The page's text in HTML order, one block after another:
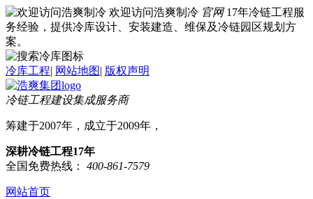
欢迎访问浩爽制冷 官网 17年冷链工程服
务经验，提供冷库设计、安装建造、维保及冷链园区规划方
案。
冷库工程| 网站地图| 版权声明
冷链工程建设集成服务商
筹建于2007年，成立于2009年，
深耕冷链工程17年
全国免费热线：
400-861-7579
网站首页